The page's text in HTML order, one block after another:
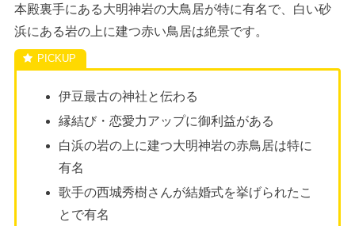
本殿裏手にある大明神岩の大鳥居が特に有名で、白い砂
浜にある岩の上に建つ赤い鳥居は絶景です。
伊豆最古の神社と伝わる
縁結び・恋愛力アップに御利益がある
白浜の岩の上に建つ大明神岩の赤鳥居は特に
有名
歌手の西城秀樹さんが結婚式を挙げられたこ
とで有名